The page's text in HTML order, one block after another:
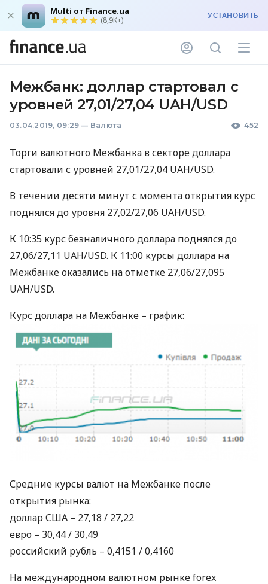
Multi от Finance.ua
(8,9K+) УСТАНОВИТЬ
Межбанк: доллар стартовал с
уровней 27,01/27,04 UAH/USD
03.04.2019, 09:29 — Валюта 452
Торги валютного Межбанка в секторе доллара
стартовали с уровней 27,01/27,04 UAH/USD.
В течении десяти минут с момента открытия курс
поднялся до уровня 27,02/27,06 UAH/USD.
К 10:35 курс безналичного доллара поднялся до
27,06/27,11 UAH/USD. К 11:00 курсы доллара на
Межбанке оказались на отметке 27,06/27,095
UAH/USD.
Курс доллара на Межбанке – график:
Средние курсы валют на Межбанке после
открытия рынка:
долларСША – 27,18 / 27,22
евро – 30,44 / 30,49
российский рубль – 0,4151 / 0,4160
На международном валютном рынке forex